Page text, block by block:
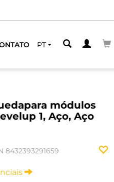
PT
módulos
1, Aço, Aço
8432393291659